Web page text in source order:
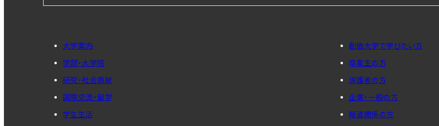
大学案内
学部・大学院
研究・社会貢献
国際交流・留学
学生生活
創価大学で学びたい方
卒業生の方
保護者の方
企業・一般の方
報道関係の方